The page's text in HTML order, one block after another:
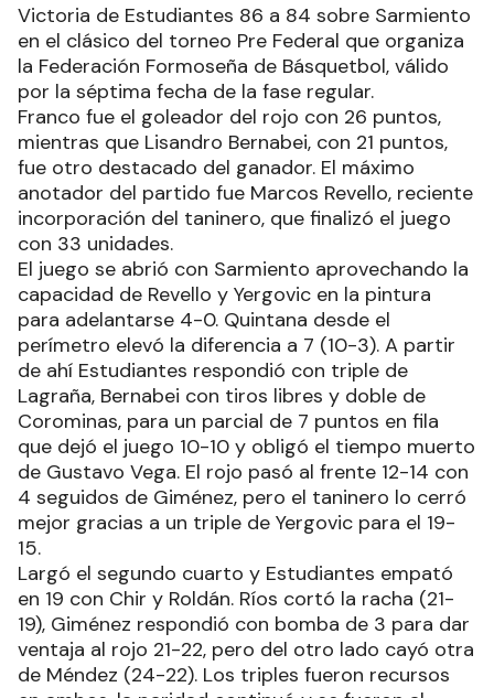
Victoria de Estudiantes 86 a 84 sobre Sarmiento
en el clásico del torneo Pre Federal que organiza
la Federación Formoseña de Básquetbol, válido
por la séptima fecha de la fase regular.
Franco fue el goleador del rojo con 26 puntos,
mientras que Lisandro Bernabei, con 21 puntos,
fue otro destacado del ganador. El máximo
anotador del partido fue Marcos Revello, reciente
incorporación del taninero, que finalizó el juego
con 33 unidades.
El juego se abrió con Sarmiento aprovechando la
capacidad de Revello y Yergovic en la pintura
para adelantarse 4-0. Quintana desde el
perímetro elevó la diferencia a 7 (10-3). A partir
de ahí Estudiantes respondió con triple de
Lagraña, Bernabei con tiros libres y doble de
Corominas, para un parcial de 7 puntos en fila
que dejó el juego 10-10 y obligó el tiempo muerto
de Gustavo Vega. El rojo pasó al frente 12-14 con
4 seguidos de Giménez, pero el taninero lo cerró
mejor gracias a un triple de Yergovic para el 19-
15.
Largó el segundo cuarto y Estudiantes empató
en 19 con Chir y Roldán. Ríos cortó la racha (21-
19), Giménez respondió con bomba de 3 para dar
ventaja al rojo 21-22, pero del otro lado cayó otra
de Méndez (24-22). Los triples fueron recursos